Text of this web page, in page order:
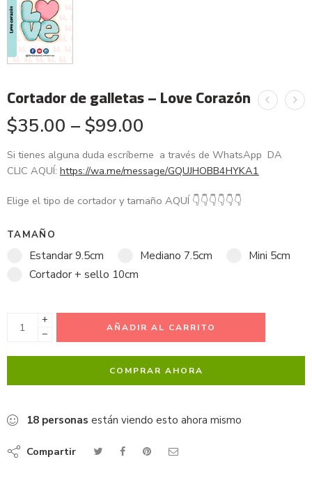
Cortador de galletas – Love Corazón
$35.00 – $99.00
Si tienes alguna duda escríbeme a través de WhatsApp DA
CLIC AQUÍ: https://wa.me/message/GQUJHOBB4HYKA1
Elige el tipo de cortador y tamaño AQUÍ 👇👇👇👇👇👇
TAMAÑO
Estandar 9.5cm Mediano 7.5cm
Mini 5cm
Cortador + sello 10cm
+
−
AÑADIR AL CARRITO
COMPRAR AHORA
18 personas están viendo esto ahora mismo
Compartir